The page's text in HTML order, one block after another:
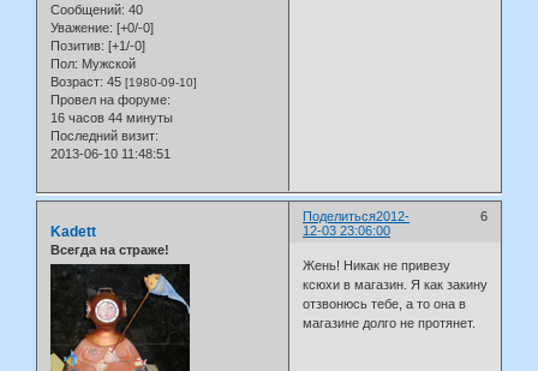
Сообщений: 40
Уважение: [+0/-0]
Позитив: [+1/-0]
Пол: Мужской
Возраст: 45 [1980-09-10]
Провел на форуме:
16 часов 44 минуты
Последний визит:
2013-06-10 11:48:51
Поделиться 6
2012-
12-03 23:06:00
Kadett
Всегда на страже!
Жень! Никак не привезу
ксюхи в магазин. Я как закину
отзвонюсь тебе, а то она в
магазине долго не протянет.